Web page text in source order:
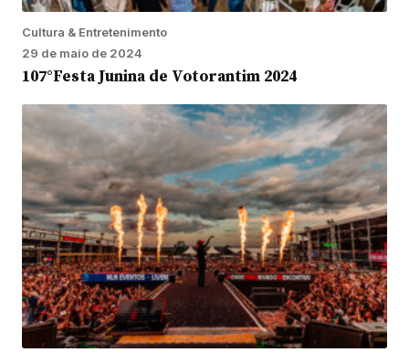
Cultura & Entretenimento
29 de maio de 2024
107°Festa Junina de Votorantim 2024